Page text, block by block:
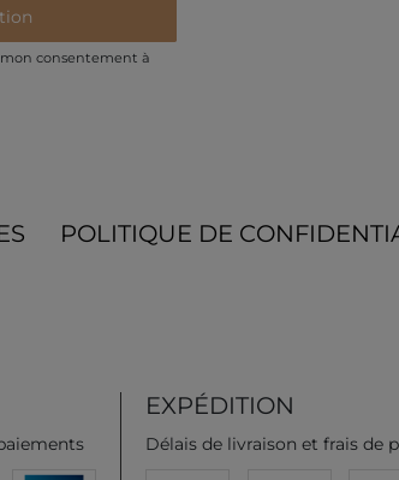
mon consentement à
POLITIQUE DE
EXPÉDITION
Délais de livraison et frais de